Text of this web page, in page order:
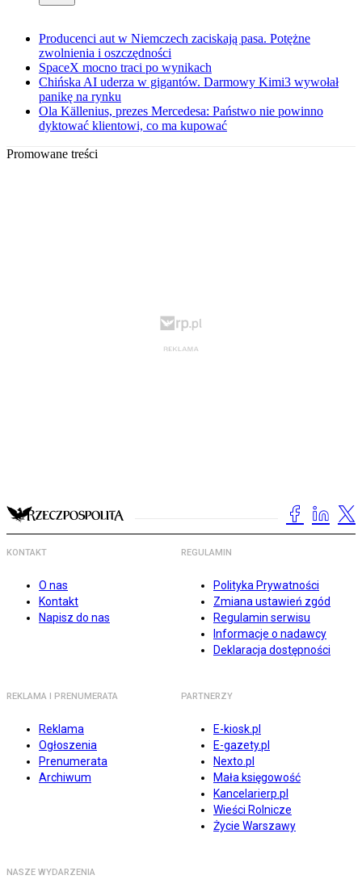
Producenci aut w Niemczech zaciskają pasa. Potężne
zwolnienia i oszczędności
SpaceX mocno traci po wynikach
Chińska AI uderza w gigantów. Darmowy Kimi3 wywołał
panikę na rynku
Ola Källenius, prezes Mercedesa: Państwo nie powinno
dyktować klientowi, co ma kupować
Promowane treści
KONTAKT
O nas
Kontakt
Napisz do nas
REGULAMIN
Polityka Prywatności
Zmiana ustawień zgód
Regulamin serwisu
Informacje o nadawcy
Deklaracja dostępności
REKLAMA I PRENUMERATA
Reklama
Ogłoszenia
Prenumerata
Archiwum
PARTNERZY
E-kiosk.pl
E-gazety.pl
Nexto.pl
Mała księgowość
Kancelarierp.pl
Wieści Rolnicze
Życie Warszawy
NASZE WYDARZENIA